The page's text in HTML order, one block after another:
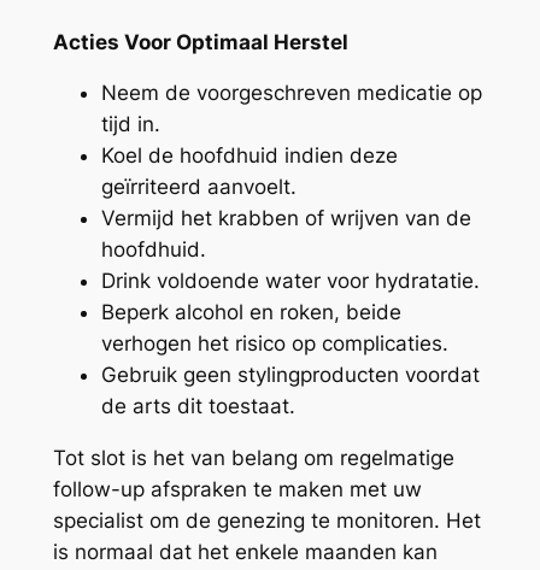
Acties Voor Optimaal Herstel
Neem de voorgeschreven medicatie op
tijd in.
Koel de hoofdhuid indien deze
geïrriteerd aanvoelt.
Vermijd het krabben of wrijven van de
hoofdhuid.
Drink voldoende water voor hydratatie.
Beperk alcohol en roken, beide
verhogen het risico op complicaties.
Gebruik geen stylingproducten voordat
de arts dit toestaat.
Tot slot is het van belang om regelmatige
follow-up afspraken te maken met uw
specialist om de genezing te monitoren. Het
is normaal dat het enkele maanden kan